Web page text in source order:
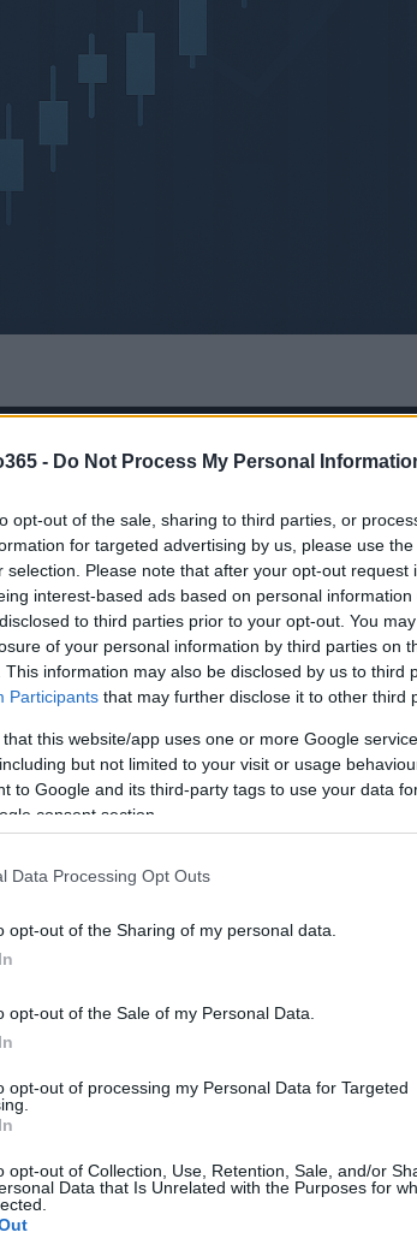
- Do Not Process My Personal
opt-out of the sale, sharing to third parties, or
for targeted advertising by us, please use
selection. Please note that after your opt-out request
interest-based ads based on personal
to third parties prior to your opt-out. You
of your personal information by third parties on
This information may also be disclosed by us to third
Participants that may further disclose it to other third
that this website/app uses one or more Google
but not limited to your visit or usage
to Google and its third-party tags to use your data
consent section.
Data Processing Opt Outs
opt-out of the Sharing of my personal data.
opt-out of the Sale of my Personal Data.
opt-out of processing my Personal Data for Targeted
opt-out of Collection, Use, Retention, Sale, and/or
Data that Is Unrelated with the Purposes for
POWERED BY AdhubMedia
mercado de